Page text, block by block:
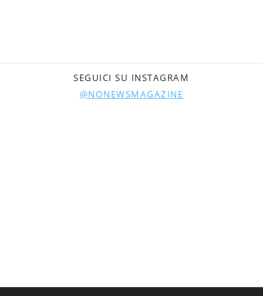
SEGUICI SU INSTAGRAM
@NONEWSMAGAZINE